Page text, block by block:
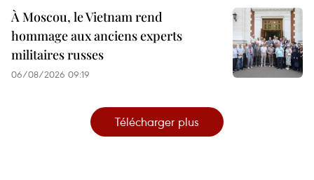
À Moscou, le Vietnam rend
hommage aux anciens experts
militaires russes
06/08/2026 09:19
Télécharger plus